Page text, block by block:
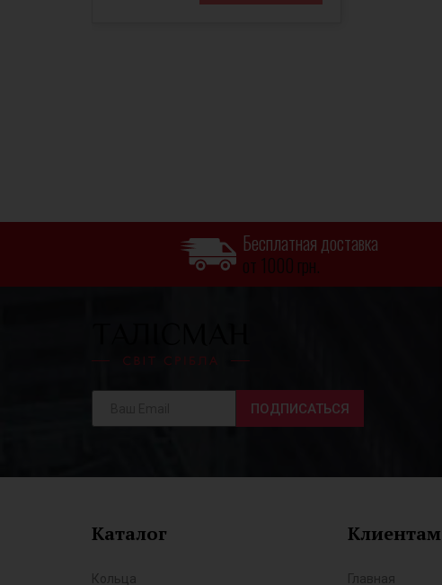
Бесплатная доставка
от 1000 грн.
ПОДПИСАТЬСЯ
Каталог
Кольца
Клиентам
Главная